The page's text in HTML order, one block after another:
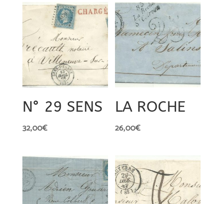
N° 29 SENS
32,00€
LA ROCHE
26,00€